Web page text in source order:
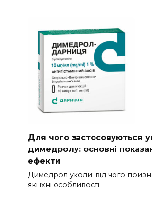
Для чого застосовуються
димедролу: основні
ефекти
Димедрол уколи: від чого
які їхні особливості